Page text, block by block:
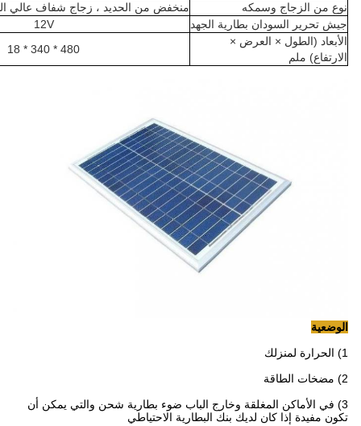
نوع من الزجاج وسمكه
منخفض من الحديد ، زجاج شفاف عالي
جيش تحرير السودان بطارية الجهد
12V
الأبعاد (الطول × العرض ×
الارتفاع) ملم
480 * 340 * 18
الوضعية
1) الحرارة لمنزلك
2) مضخات الطاقة
3) في الأماكن المغلقة وخارج الباب ضوء بطارية شحن والتي يمكن أن
تكون مفيدة إذا كان لديك بنك البطارية الاحتياطي